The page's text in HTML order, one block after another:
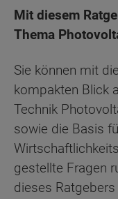
Mit diesem
Thema
Sie können mit
kompakten Blick
Technik
sowie die Basis
gestellte Fragen
dieses Ratgebers